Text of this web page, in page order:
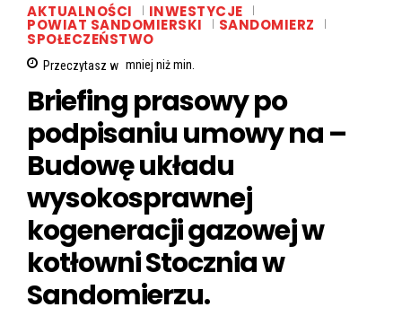
AKTUALNOŚCI INWESTYCJE
POWIAT SANDOMIERSKI SANDOMIERZ
SPOŁECZEŃSTWO
Przeczytasz w mniej niżmin.
Briefing prasowy po
podpisaniu umowy na –
Budowę układu
wysokosprawnej
kogeneracji gazowej w
kotłowni Stocznia w
Sandomierzu.